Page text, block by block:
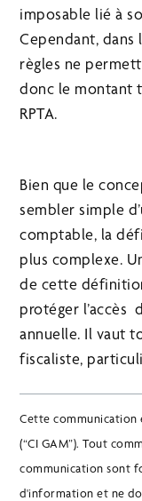
imposable lié à
Cependant, dans
règles ne
donc le montant
RPTA.
Bien que le
sembler simple
comptable, la
plus complexe.
de cette
protéger l’accès
annuelle. Il vaut
fiscaliste,
Cette communication
(“CI GAM”). Tout
communication sont
d'information et ne